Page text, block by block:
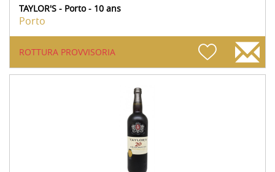
TAYLOR'S - Porto - 10 ans
Porto
ROTTURA PROVVISORIA